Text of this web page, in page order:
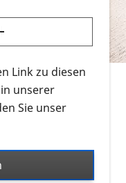
Infonmaterial
herunterladen
zum
RETINA-Website
an.
Infomaterial
ausschließlich
oder Videos zu
Link zu diesen
unserer
Sie unser